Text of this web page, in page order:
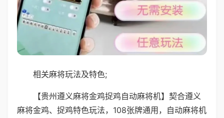
相关麻将玩法及特色;
【贵州遵义麻将金鸡捉鸡自动麻将机】契合遵义
麻将金鸡、捉鸡特色玩法，108张牌通用，自动麻将机